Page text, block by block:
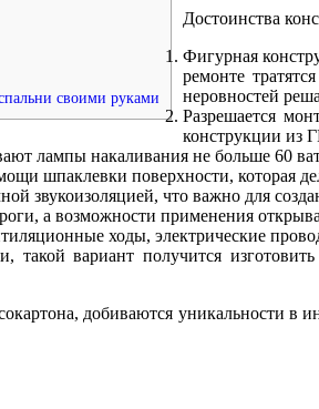
своими руками
Достоинства
Фигурная
ремонте
неровностей
Разрешается
конструкции из
лампы накаливания не больше 60
шпаклевки поверхности, которая
звукоизоляцией, что важно для
а возможности применения
ходы, электрические
такой вариант получится
добиваются уникальности в